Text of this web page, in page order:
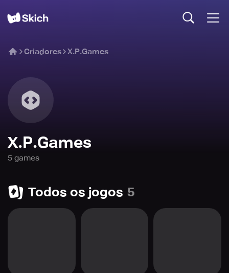
Criadores X.P.Games
X.P.Games
5 games
Todos os jogos 5